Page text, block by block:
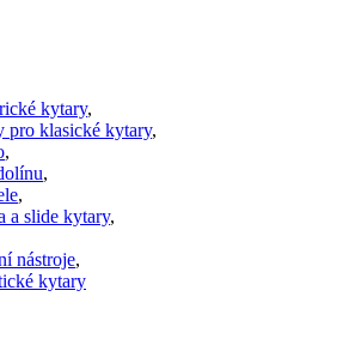
kytary,
pro klasické kytary,
,
,
,
a slide kytary,
nástroje,
kytary